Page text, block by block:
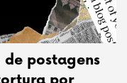
postagens